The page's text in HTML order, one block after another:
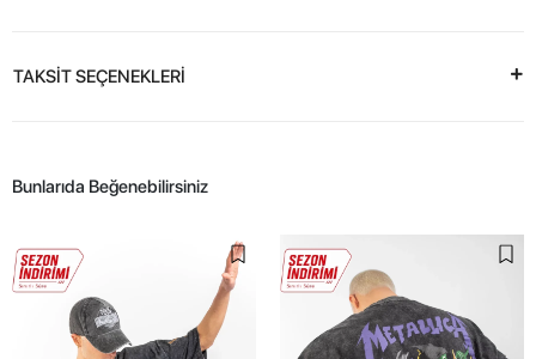
TAKSİT SEÇENEKLERİ
Bunlarıda Beğenebilirsiniz